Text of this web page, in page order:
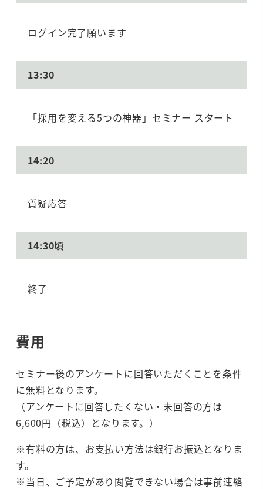
ログイン完了願います
13:30
「採用を変える5つの神器」セミナー スタート
14:20
質疑応答
14:30頃
終了
費用
セミナー後のアンケートに回答いただくことを条件
に無料となります。
（アンケートに回答したくない・未回答の方は
6,600円（税込）となります。）
※有料の方は、お支払い方法は銀行お振込となりま
す。
※当日、ご予定があり閲覧できない場合は事前連絡